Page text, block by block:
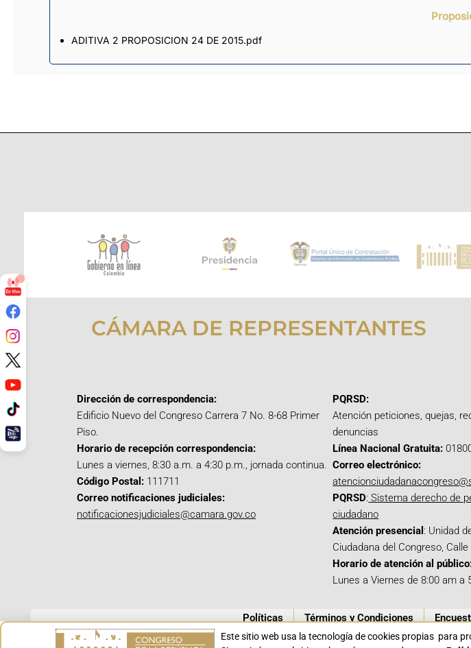
ADITIVA 2 PROPOSICION 24 DE 2015.pdf
CÁMARA DE REPRESENTANTES
Dirección de correspondencia:
Edificio Nuevo del Congreso Carrera 7 No. 8-68 Primer
Piso.
Horario de recepción correspondencia:
Lunes a viernes, 8:30 a.m. a 4:30 p.m., jornada continua.
Código Postal: 111711
Correo notificaciones judiciales:
notificacionesjudiciales@camara.gov.co
PQRSD:
Atención peticiones, quejas,
denuncias
Línea Nacional Gratuita:
Correo electrónico:
PQRSD: Sistema derecho de
ciudadano
Atención presencial : Unidad
Ciudadana del Congreso,
Horario de atención al
Lunes a Viernes de 8:00 am a
Políticas Términos y Condiciones
Este sitio web usa la tecnología de cookies propias para